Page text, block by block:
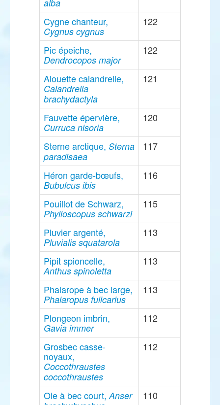
alba
Cygne chanteur,
Cygnus cygnus
122
Pic épeiche,
Dendrocopos major
122
Alouette calandrelle,
Calandrella
brachydactyla
121
Fauvette épervière,
Curruca nisoria
120
Sterne arctique, Sterna
paradisaea
117
Héron garde-bœufs,
Bubulcus ibis
116
Pouillot de Schwarz,
Phylloscopus schwarzi
115
Pluvier argenté,
Pluvialis squatarola
113
Pipit spioncelle,
Anthus spinoletta
113
Phalarope à bec large,
Phalaropus fulicarius
113
Plongeon imbrin,
Gavia immer
112
Grosbec casse-
noyaux,
Coccothraustes
coccothraustes
112
Oie à bec court,Anser
110